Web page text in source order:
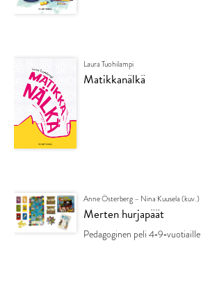
Laura Tuohilampi
Matikkanälkä
Anne Österberg – Nina Kuusela (kuv.)
Merten hurjapäät
Pedagoginen peli 4‑9‑vuotiaille